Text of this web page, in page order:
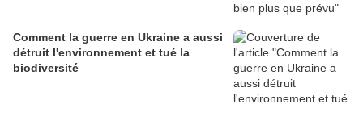
Comment la guerre en Ukraine a aussi
détruit l'environnement et tué la
biodiversité